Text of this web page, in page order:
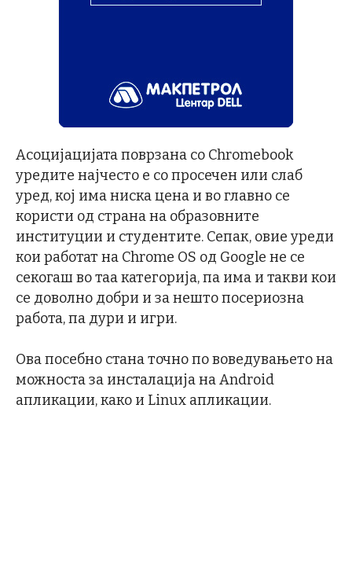
Асоцијацијата поврзана со Chromebook
уредите најчесто е со просечен или слаб
уред, кој има ниска цена и во главно се
користи од страна на образовните
институции и студентите. Сепак, овие уреди
кои работат на Chrome OS од Google не се
секогаш во таа категорија, па има и такви кои
се доволно добри и за нешто посериозна
работа, па дури и игри.
Ова посебно стана точно по воведувањето на
можноста за инсталација на Android
апликации, како и Linux апликации.